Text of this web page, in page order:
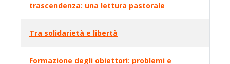
trascendenza: una lettura pastorale
Tra solidarietà e libertà
Formazione degli obiettori: problemi e